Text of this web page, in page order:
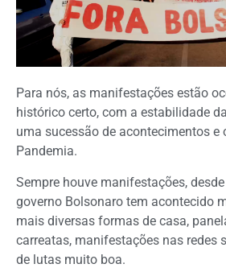
Para nós, as manifestações estão
histórico certo, com a estabilidade
uma sucessão de acontecimentos e
Pandemia.
Sempre houve manifestações,
governo Bolsonaro tem acontecido
mais diversas formas de casa,
carreatas, manifestações nas redes
de lutas muito boa.